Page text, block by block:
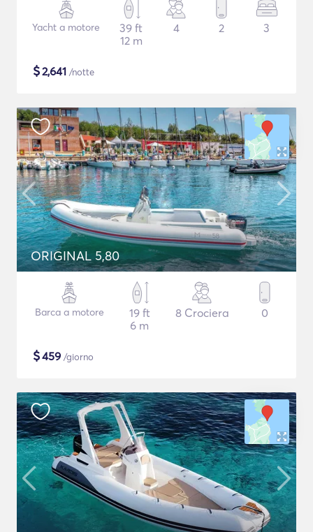
Yacht a motore
39 ft
12 m
4 2 3
$2,641 /notte
ORIGINAL 5,80
Barca a motore
19 ft
6 m
8 Crociera 0
$459 /giorno